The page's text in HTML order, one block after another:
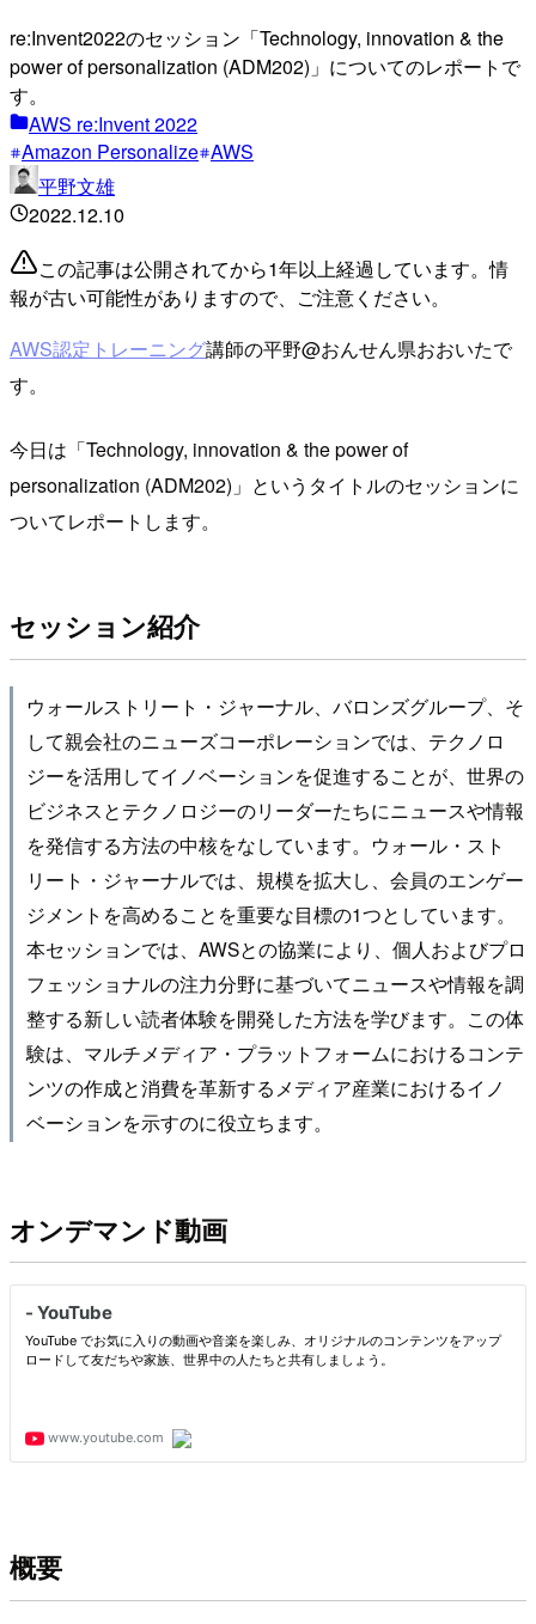
re:Invent2022のセッション「Technology, innovation & the
power of personalization (ADM202)」についてのレポートで
す。
AWS re:Invent 2022
Amazon Personalize AWS
平野文雄
2022.12.10
この記事は公開されてから1年以上経過しています。情
報が古い可能性がありますので、ご注意ください。
AWS認定トレーニング講師の平野@おんせん県おおいたで
す。
今日は「Technology, innovation & the power of
personalization (ADM202)」というタイトルのセッションに
ついてレポートします。
セッション紹介
ウォールストリート・ジャーナル、バロンズグループ、そ
して親会社のニューズコーポレーションでは、テクノロ
ジーを活用してイノベーションを促進することが、世界の
ビジネスとテクノロジーのリーダーたちにニュースや情報
を発信する方法の中核をなしています。ウォール・スト
リート・ジャーナルでは、規模を拡大し、会員のエンゲー
ジメントを高めることを重要な目標の1つとしています。
本セッションでは、AWSとの協業により、個人およびプロ
フェッショナルの注力分野に基づいてニュースや情報を調
整する新しい読者体験を開発した方法を学びます。この体
験は、マルチメディア・プラットフォームにおけるコンテ
ンツの作成と消費を革新するメディア産業におけるイノ
ベーションを示すのに役立ちます。
オンデマンド動画
概要